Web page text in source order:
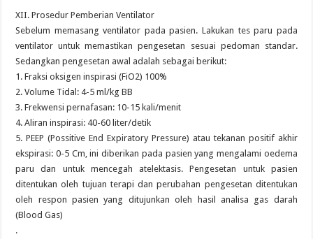
XII. Prosedur Pemberian Ventilator
Sebelum memasang ventilator pada pasien. Lakukan tes paru pada
ventilator untuk memastikan pengesetan sesuai pedoman standar.
Sedangkan pengesetan awal adalah sebagai berikut:
1. Fraksi oksigen inspirasi (FiO2) 100%
2. Volume Tidal: 4-5 ml/kg BB
3. Frekwensi pernafasan: 10-15 kali/menit
4. Aliran inspirasi: 40-60 liter/detik
5. PEEP (Possitive End Expiratory Pressure) atau tekanan positif akhir
ekspirasi: 0-5 Cm, ini diberikan pada pasien yang mengalami oedema
paru dan untuk mencegah atelektasis. Pengesetan untuk pasien
ditentukan oleh tujuan terapi dan perubahan pengesetan ditentukan
oleh respon pasien yang ditujunkan oleh hasil analisa gas darah
(Blood Gas)
.